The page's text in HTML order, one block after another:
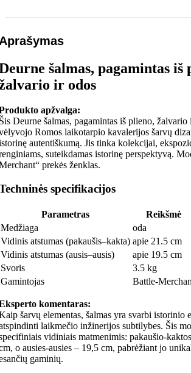
šalmas, pagamintas iš
ir odos
apžvalga:
Deurne šalmas, pagamintas iš plieno,
Romos laikotarpio kavalerijos šarvų
autentiškumą. Jis tinka kolekcijai,
suteikdamas istorinę perspektyvą.
prekės ženklas.
specifikacijos
Parametras
Reikšmė
Medžiaga
oda
Vidinis atstumas (pakaušis–kakta) apie 21.5 cm
Vidinis atstumas (ausis–ausis)
apie 19.5 cm
Svoris
3.5 kg
Gamintojas
Battle-
komentaras:
šarvų elementas, šalmas yra svarbi istorinio
laikmečio inžinerijos subtilybes. Šis
vidiniais matmenimis: pakaušio-
o ausies-ausies – 19,5 cm, pabrėžiant jo
gaminių.